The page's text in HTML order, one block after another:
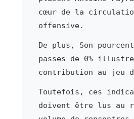
cœur de la
offensive.
De plus, Son
passes de 0%
contribution au jeu
Toutefois, ces
doivent être lus au